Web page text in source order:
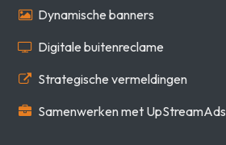
Dynamische banners
Digitale buitenreclame
Strategische vermeldingen
Samenwerken met UpStreamAds